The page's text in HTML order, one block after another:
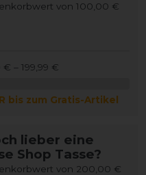
von 100,00 €
– 199,99 €
bis zum Gratis-Artikel
lieber eine
Shop Tasse?
von 200,00 €